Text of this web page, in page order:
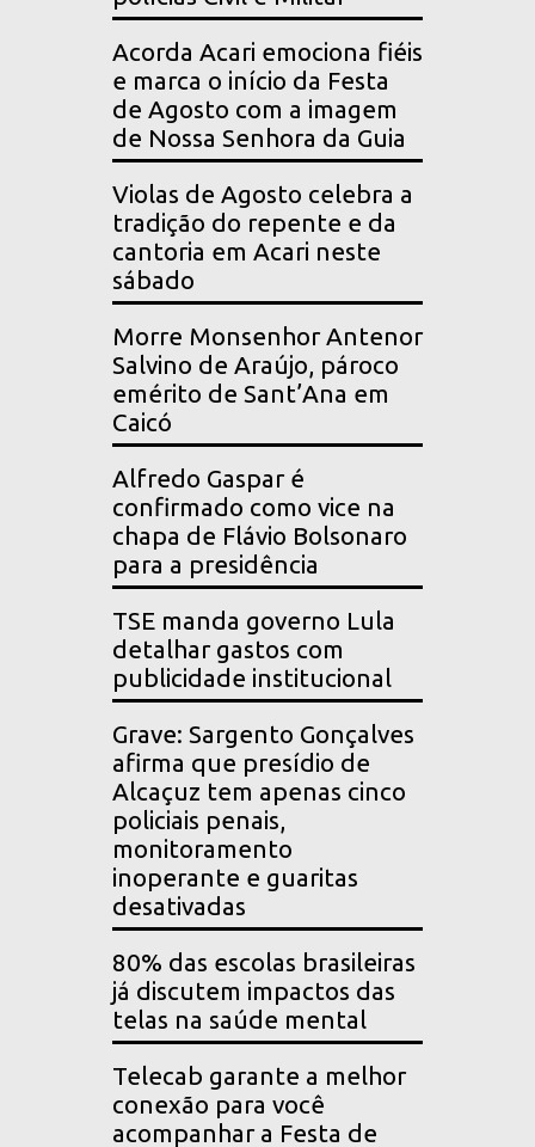
Acorda Acari emociona fiéis
e marca o início da Festa
de Agosto com a imagem
de Nossa Senhora da Guia
Violas de Agosto celebra a
tradição do repente e da
cantoria em Acari neste
sábado
Morre Monsenhor Antenor
Salvino de Araújo, pároco
emérito de Sant’Ana em
Caicó
Alfredo Gaspar é
confirmado como vice na
chapa de Flávio Bolsonaro
para a presidência
TSE manda governo Lula
detalhar gastos com
publicidade institucional
Grave: Sargento Gonçalves
afirma que presídio de
Alcaçuz tem apenas cinco
policiais penais,
monitoramento
inoperante e guaritas
desativadas
80% das escolas brasileiras
já discutem impactos das
telas na saúde mental
Telecab garante a melhor
conexão para você
acompanhar a Festa de